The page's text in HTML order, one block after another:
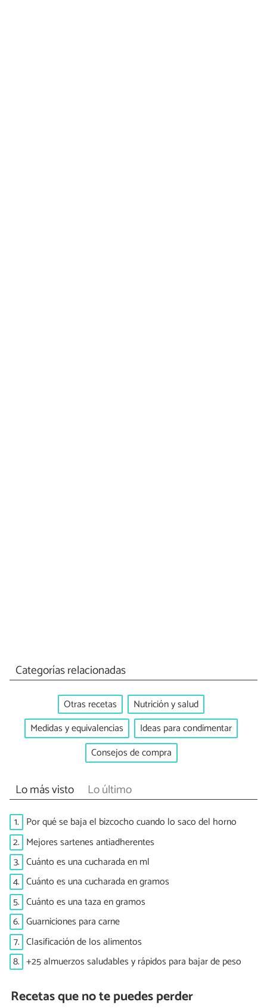
Categorías relacionadas
Otras recetas
Nutrición y salud
Medidas y equivalencias
Ideas para condimentar
Consejos de compra
Lo más visto Lo último
1. Por qué se baja el bizcocho cuando lo saco del horno
2. Mejores sartenes antiadherentes
3. Cuánto es una cucharada en ml
4. Cuánto es una cucharada en gramos
5. Cuánto es una taza en gramos
6. Guarniciones para carne
7. Clasificación de los alimentos
8. +25 almuerzos saludables y rápidos para bajar de peso
Recetas que no te puedes perder